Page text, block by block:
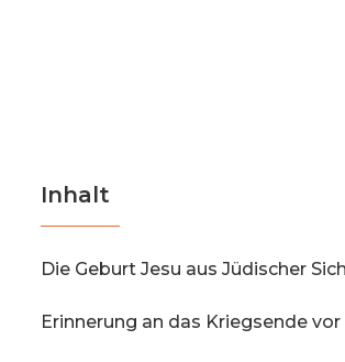
Inhalt
Die Geburt Jesu aus Jüdischer
Erinnerung an das Kriegsende vor